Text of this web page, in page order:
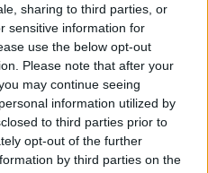
sharing to third parties, or
sensitive information for
use the below opt-out
Please note that after your
may continue seeing
information utilized by
to third parties prior to
opt-out of the further
by third parties on the